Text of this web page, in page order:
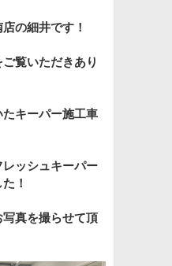
の細井です！
覧いただきあり
キーパー施工車
ッシュキーパー
！
真を撮らせて頂